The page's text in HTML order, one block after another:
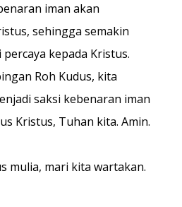
iman akan
sehingga semakin
kepada Kristus.
Roh Kudus, kita
saksi kebenaran iman
Kristus, Tuhan kita. Amin.
mulia, mari kita wartakan.